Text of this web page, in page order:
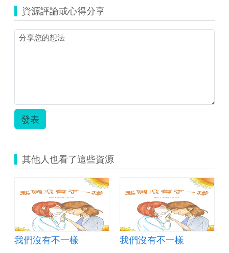
圖
資源評論或心得分享
發表
其他人也看了這些資源
我們沒有不一樣 我們沒有不一樣